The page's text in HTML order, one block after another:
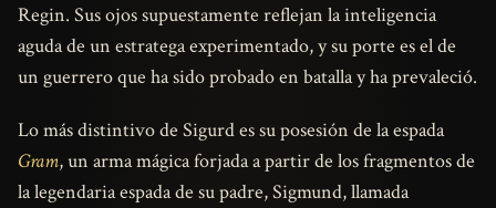
Regin. Sus ojos supuestamente reflejan la inteligencia
aguda de un estratega experimentado, y su porte es el de
un guerrero que ha sido probado en batalla y ha prevaleció.
Lo más distintivo de Sigurd es su posesión de la espada
Gram, un arma mágica forjada a partir de los fragmentos de
la legendaria espada de su padre, Sigmund, llamada